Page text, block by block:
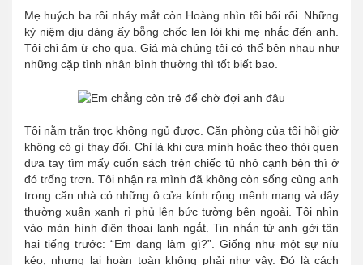
Mẹ huých ba rồi nháy mắt còn Hoàng nhìn tôi bối rối. Những
kỷ niệm dịu dàng ấy bỗng chốc len lỏi khi mẹ nhắc đến anh.
Tôi chỉ ậm ừ cho qua. Giá mà chúng tôi có thể bên nhau như
những cặp tình nhân bình thường thì tốt biết bao.
Tôi nằm trằn trọc không ngủ được. Căn phòng của tôi hồi giờ
không có gì thay đổi. Chỉ là khi cựa mình hoặc theo thói quen
đưa tay tìm mấy cuốn sách trên chiếc tủ nhỏ cạnh bên thì ở
đó trống trơn. Tôi nhận ra mình đã không còn sống cùng anh
trong căn nhà có những ô cửa kính rộng mênh mang và dây
thường xuân xanh rì phủ lên bức tường bên ngoài. Tôi nhìn
vào màn hình điện thoại lạnh ngắt. Tin nhắn từ anh gởi tận
hai tiếng trước: “Em đang làm gì?”. Giống như một sự níu
kéo, nhưng lại hoàn toàn không phải như vậy. Đó là cách